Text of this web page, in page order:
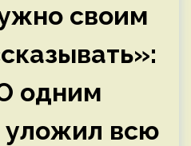
своим
одним
всю